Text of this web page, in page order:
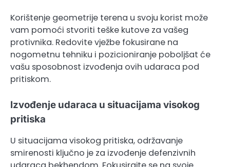
Korištenje geometrije terena u svoju korist može
vam pomoći stvoriti teške kutove za vašeg
protivnika. Redovite vježbe fokusirane na
nogometnu tehniku i pozicioniranje poboljšat će
vašu sposobnost izvođenja ovih udaraca pod
pritiskom.
Izvođenje udaraca u situacijama visokog
pritiska
U situacijama visokog pritiska, održavanje
smirenosti ključno je za izvođenje defenzivnih